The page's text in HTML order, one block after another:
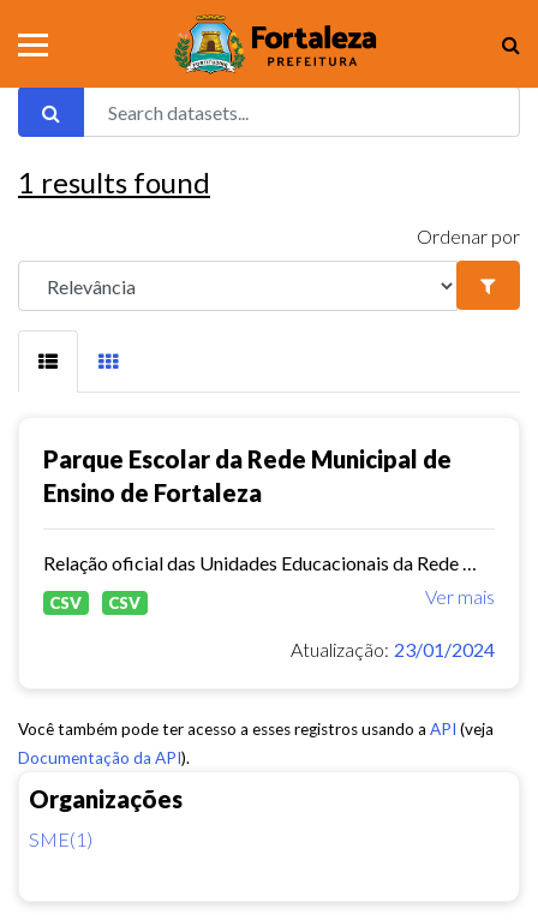
Organizações
SME(1)
1 results found
Ordenar por
Parque Escolar da Rede Municipal de
Ensino de Fortaleza
Ver mais
CSV CSV
Atualização: 23/01/2024
Você também pode ter acesso a esses registros usando a API (veja
Documentação da API).